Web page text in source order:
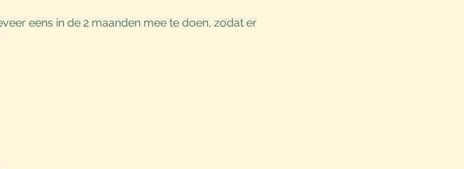
eens in de 2 maanden mee te doen, zodat er